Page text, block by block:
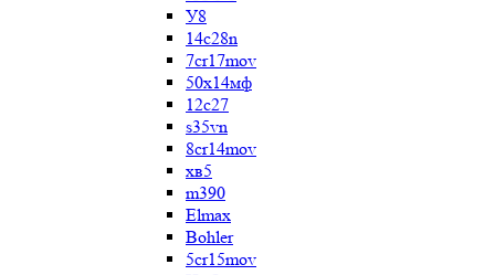
У8
14c28n
7cr17mov
50х14мф
12c27
s35vn
8cr14mov
хв5
m390
Elmax
Bohler
5cr15mov